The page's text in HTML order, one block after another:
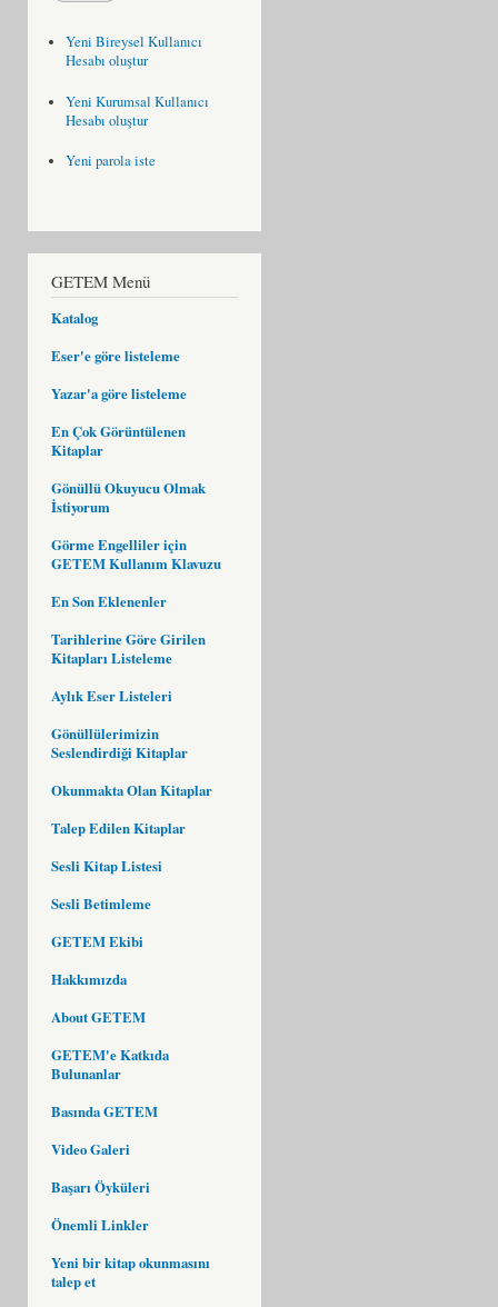
Yeni Bireysel Kullanıcı
Hesabı oluştur
Yeni Kurumsal Kullanıcı
Hesabı oluştur
Yeni parola iste
GETEM Menü
Katalog
Eser'e göre listeleme
Yazar'a göre listeleme
En Çok Görüntülenen
Kitaplar
Gönüllü Okuyucu Olmak
İstiyorum
Görme Engelliler için
GETEM Kullanım Klavuzu
En Son Eklenenler
Tarihlerine Göre Girilen
Kitapları Listeleme
Aylık Eser Listeleri
Gönüllülerimizin
Seslendirdiği Kitaplar
Okunmakta Olan Kitaplar
Talep Edilen Kitaplar
Sesli Kitap Listesi
Sesli Betimleme
GETEM Ekibi
Hakkımızda
About GETEM
GETEM'e Katkıda
Bulunanlar
Basında GETEM
Video Galeri
Başarı Öyküleri
Önemli Linkler
Yeni bir kitap okunmasını
talep et